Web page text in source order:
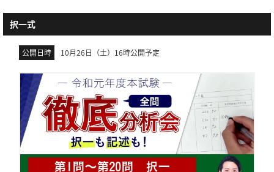
択一式
公開日時 10月26日（土）16時公開予定